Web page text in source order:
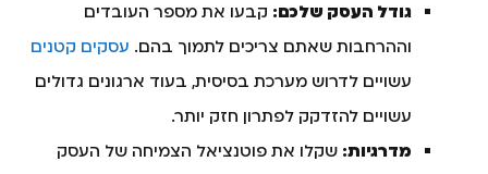
גודל העסק שלכם: קבעו את מספר העובדים
וההרחבות שאתם צריכים לתמוך בהם. עסקים קטנים
עשויים לדרוש מערכת בסיסית, בעוד ארגונים גדולים
עשויים להזדקק לפתרון חזק יותר.
מדרגיות: שקלו את פוטנציאל הצמיחה של העסק